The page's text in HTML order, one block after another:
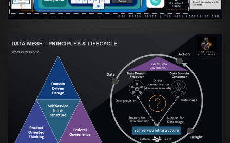
Artikel:Data Mesh Ökosysteme: Die
Transformation zur Data Inspired Human
Culture
VIEW